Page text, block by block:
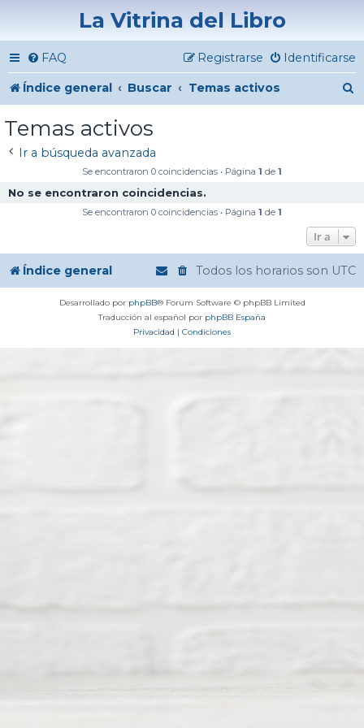
La Vitrina del Libro
FAQ Identificarse
Registrarse
Índice general Buscar Temas activos
Temas activos
Ir a búsqueda avanzada
Se encontraron 0 coincidencias • Página 1 de 1
No se encontraron coincidencias.
Se encontraron 0 coincidencias • Página 1 de 1
Ir a
Índice general Todos los horarios son UTC
Desarrollado por phpBB® Forum Software © phpBB Limited
Traducción al español por phpBB España
Privacidad | Condiciones